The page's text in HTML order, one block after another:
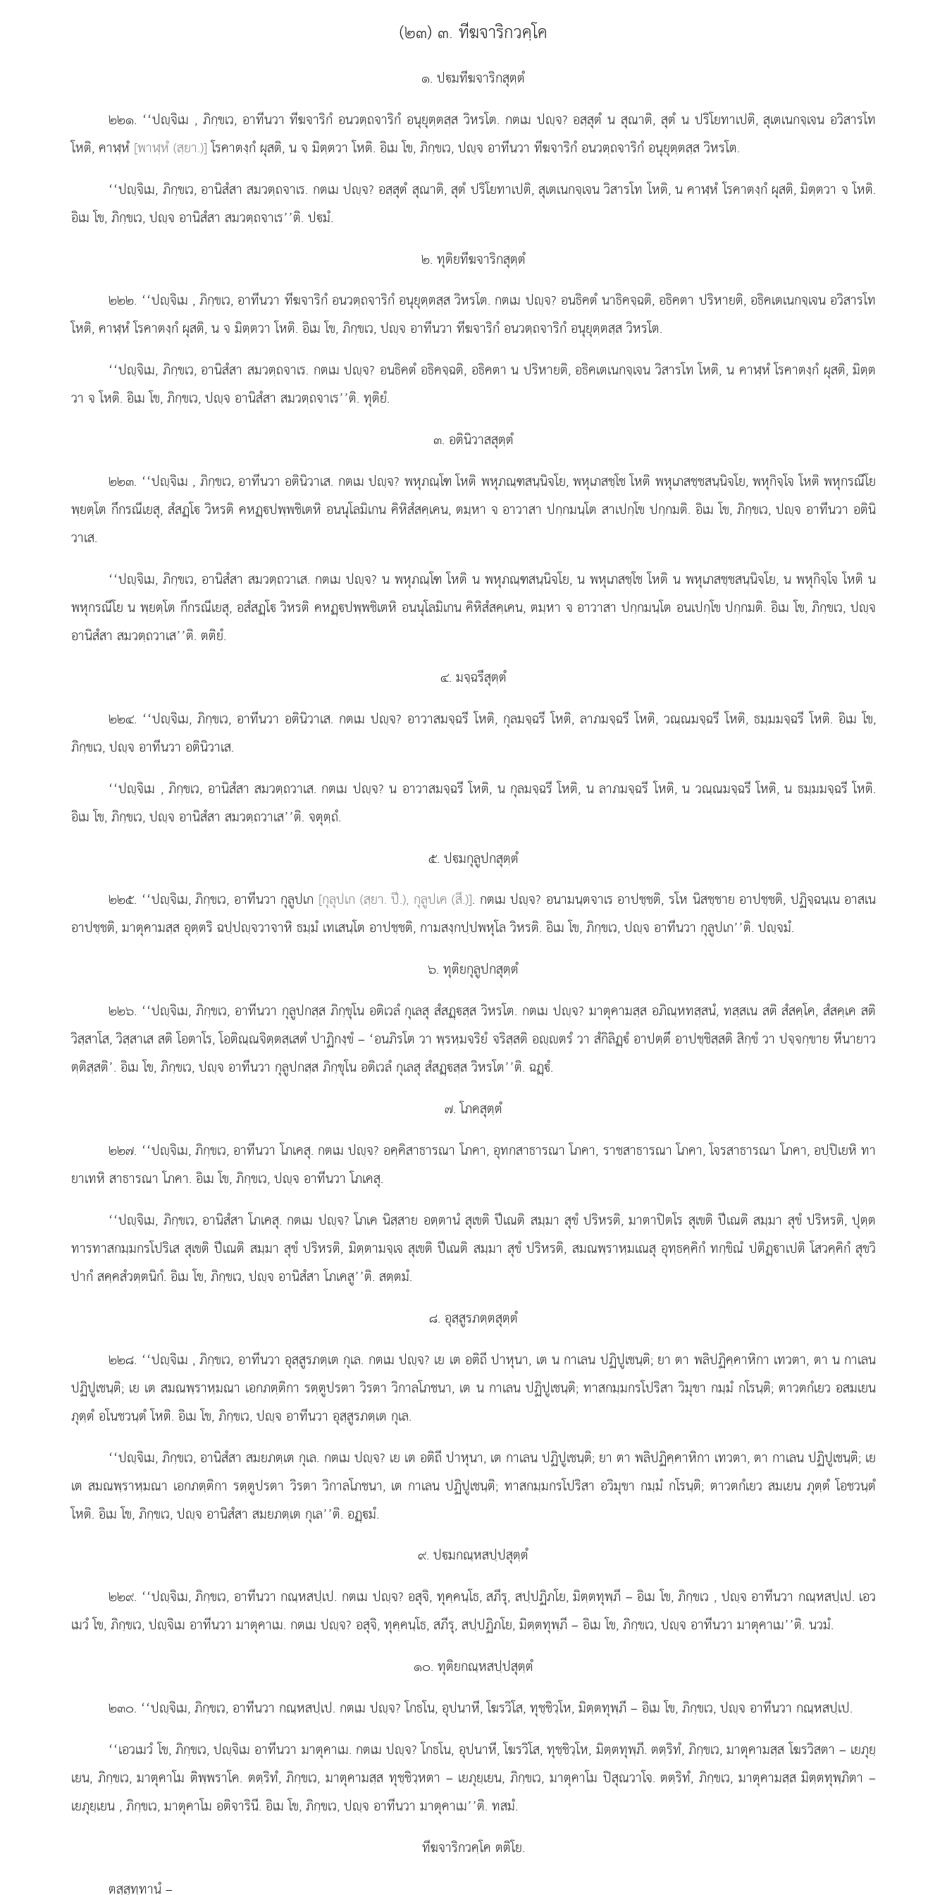
(๒๓) ๓. ทีฆจาริกวคฺโค
๑. ปมทีฆจาริกสุตฺตํ
๒๒๑. ‘‘ปฺจิเม , ภิกฺขเว, อาทีนวา ทีฆจาริกํ อนวตฺถจาริกํ อนุยุตฺตสฺส วิหรโต. กตเม ปฺจ? อสฺสุตํ น สุณาติ, สุตํ น ปริโยทาเปติ, สุเตเนกจฺเจน อวิสารโท
โหติ, คาฬฺหํ [พาฬฺหํ (สฺยา.)]โรคาตงฺกํ ผุสติ, น จ มิตฺตวา โหติ. อิเม โข, ภิกฺขเว, ปฺจ อาทีนวา ทีฆจาริกํ อนวตฺถจาริกํ อนุยุตฺตสฺส วิหรโต.
‘‘ปฺจิเม, ภิกฺขเว, อานิสํสา สมวตฺถจาเร. กตเม ปฺจ? อสฺสุตํ สุณาติ, สุตํ ปริโยทาเปติ, สุเตเนกจฺเจน วิสารโท โหติ, น คาฬฺหํ โรคาตงฺกํ ผุสติ, มิตฺตวา จ โหติ.
อิเม โข, ภิกฺขเว, ปฺจ อานิสํสา สมวตฺถจาเร’’ติ. ปมํ.
๒. ทุติยทีฆจาริกสุตฺตํ
๒๒๒. ‘‘ปฺจิเม , ภิกฺขเว, อาทีนวา ทีฆจาริกํ อนวตฺถจาริกํ อนุยุตฺตสฺส วิหรโต. กตเม ปฺจ? อนธิคตํ นาธิคจฺฉติ, อธิคตา ปริหายติ, อธิคเตเนกจฺเจน อวิสารโท
โหติ, คาฬฺหํ โรคาตงฺกํ ผุสติ, น จ มิตฺตวา โหติ. อิเม โข, ภิกฺขเว, ปฺจ อาทีนวา ทีฆจาริกํ อนวตฺถจาริกํ อนุยุตฺตสฺส วิหรโต.
‘‘ปฺจิเม, ภิกฺขเว, อานิสํสา สมวตฺถจาเร. กตเม ปฺจ? อนธิคตํ อธิคจฺฉติ, อธิคตา น ปริหายติ, อธิคเตเนกจฺเจน วิสารโท โหติ, น คาฬฺหํ โรคาตงฺกํ ผุสติ, มิตฺต
วา จ โหติ. อิเม โข, ภิกฺขเว, ปฺจ อานิสํสา สมวตฺถจาเร’’ติ. ทุติยํ.
๓. อตินิวาสสุตฺตํ
๒๒๓. ‘‘ปฺจิเม , ภิกฺขเว, อาทีนวา อตินิวาเส. กตเม ปฺจ? พหุภณฺโฑ โหติ พหุภณฺฑสนฺนิจโย, พหุเภสชฺโช โหติ พหุเภสชฺชสนฺนิจโย, พหุกิจฺโจ โหติ พหุกรณีโย
พฺยตฺโต กึกรณีเยสุ, สํสฏฺโ วิหรติ คหฏฺปพฺพชิเตหิ อนนุโลมิเกน คิหิสํสคฺเคน, ตมฺหา จ อาวาสา ปกฺกมนฺโต สาเปกฺโข ปกฺกมติ. อิเม โข, ภิกฺขเว, ปฺจ อาทีนวา อตินิ
วาเส.
‘‘ปฺจิเม, ภิกฺขเว, อานิสํสา สมวตฺถวาเส. กตเม ปฺจ? น พหุภณฺโฑ โหติ น พหุภณฺฑสนฺนิจโย, น พหุเภสชฺโช โหติ น พหุเภสชฺชสนฺนิจโย, น พหุกิจฺโจ โหติ น
พหุกรณีโย น พฺยตฺโต กึกรณีเยสุ, อสํสฏฺโ วิหรติ คหฏฺปพฺพชิเตหิ อนนุโลมิเกน คิหิสํสคฺเคน, ตมฺหา จ อาวาสา ปกฺกมนฺโต อนเปกฺโข ปกฺกมติ. อิเม โข, ภิกฺขเว, ปฺจ
อานิสํสา สมวตฺถวาเส’’ติ. ตติยํ.
๔. มจฺฉรีสุตฺตํ
๒๒๔. ‘‘ปฺจิเม, ภิกฺขเว, อาทีนวา อตินิวาเส. กตเม ปฺจ? อาวาสมจฺฉรี โหติ, กุลมจฺฉรี โหติ, ลาภมจฺฉรี โหติ, วณฺณมจฺฉรี โหติ, ธมฺมมจฺฉรี โหติ. อิเม โข,
ภิกฺขเว, ปฺจ อาทีนวา อตินิวาเส.
‘‘ปฺจิเม , ภิกฺขเว, อานิสํสา สมวตฺถวาเส. กตเม ปฺจ? น อาวาสมจฺฉรี โหติ, น กุลมจฺฉรี โหติ, น ลาภมจฺฉรี โหติ, น วณฺณมจฺฉรี โหติ, น ธมฺมมจฺฉรี โหติ.
อิเม โข, ภิกฺขเว, ปฺจ อานิสํสา สมวตฺถวาเส’’ติ. จตุตฺถํ.
๕. ปมกุลูปกสุตฺตํ
๒๒๕. ‘‘ปฺจิเม, ภิกฺขเว, อาทีนวา กุลูปเก [กุลุปเก (สฺยา. ปี.), กุลูปเค (สี.)]. กตเม ปฺจ? อนามนฺตจาเร อาปชฺชติ, รโห นิสชฺชาย อาปชฺชติ, ปฏิจฺฉนฺเน อาสเน
อาปชฺชติ, มาตุคามสฺส อุตฺตริ ฉปฺปฺจวาจาหิ ธมฺมํ เทเสนฺโต อาปชฺชติ, กามสงฺกปฺปพหุโล วิหรติ. อิเม โข, ภิกฺขเว, ปฺจ อาทีนวา กุลูปเก’’ติ. ปฺจมํ.
๖. ทุติยกุลูปกสุตฺตํ
๒๒๖. ‘‘ปฺจิเม, ภิกฺขเว, อาทีนวา กุลูปกสฺส ภิกฺขุโน อติเวลํ กุเลสุ สํสฏฺสฺส วิหรโต. กตเม ปฺจ? มาตุคามสฺส อภิณฺหทสฺสนํ, ทสฺสเน สติ สํสคฺโค, สํสคฺเค สติ
วิสฺสาโส, วิสฺสาเส สติ โอตาโร, โอติณฺณจิตฺตสฺเสตํ ปาฏิกงฺขํ – ‘อนภิรโต วา พฺรหฺมจริยํ จริสฺสติ อฺตรํ วา สํกิลิฏฺํ อาปตฺตึ อาปชฺชิสฺสติ สิกฺขํ วา ปจฺจกฺขาย หีนายาว
ตฺติสฺสติ’. อิเม โข, ภิกฺขเว, ปฺจ อาทีนวา กุลูปกสฺส ภิกฺขุโน อติเวลํ กุเลสุ สํสฏฺสฺส วิหรโต’’ติ. ฉฏฺํ.
๗. โภคสุตฺตํ
๒๒๗. ‘‘ปฺจิเม, ภิกฺขเว, อาทีนวา โภเคสุ. กตเม ปฺจ? อคฺคิสาธารณา โภคา, อุทกสาธารณา โภคา, ราชสาธารณา โภคา, โจรสาธารณา โภคา, อปฺปิเยหิ ทา
ยาเทหิ สาธารณา โภคา. อิเม โข, ภิกฺขเว, ปฺจ อาทีนวา โภเคสุ.
‘‘ปฺจิเม, ภิกฺขเว, อานิสํสา โภเคสุ. กตเม ปฺจ? โภเค นิสฺสาย อตฺตานํ สุเขติ ปีเณติ สมฺมา สุขํ ปริหรติ, มาตาปิตโร สุเขติ ปีเณติ สมฺมา สุขํ ปริหรติ, ปุตฺต
ทารทาสกมฺมกรโปริเส สุเขติปีเณติ สมฺมา สุขํ ปริหรติ, มิตฺตามจฺเจ สุเขติ ปีเณติ สมฺมา สุขํ ปริหรติ, สมณพฺราหฺมเณสุ อุทฺธคฺคิกํ ทกฺขิณํ ปติฏฺาเปติ โสวคฺคิกํ สุขวิ
ปากํ สคฺคสํวตฺตนิกํ. อิเม โข, ภิกฺขเว, ปฺจ อานิสํสา โภเคสู’’ติ. สตฺตมํ.
๘. อุสฺสูรภตฺตสุตฺตํ
๒๒๘. ‘‘ปฺจิเม , ภิกฺขเว, อาทีนวา อุสฺสูรภตฺเต กุเล. กตเม ปฺจ? เย เต อติถี ปาหุนา, เต น กาเลน ปฏิปูเชนฺติ; ยา ตา พลิปฏิคฺคาหิกา เทวตา, ตา น กาเลน
ปฏิปูเชนฺติ; เย เต สมณพฺราหฺมณา เอกภตฺติกา รตฺตูปรตา วิรตา วิกาลโภชนา, เต น กาเลน ปฏิปูเชนฺติ; ทาสกมฺมกรโปริสา วิมุขา กมฺมํ กโรนฺติ; ตาวตกํเยว อสมเยน
ภุตฺตํ อโนชวนฺตํ โหติ. อิเม โข, ภิกฺขเว, ปฺจ อาทีนวา อุสฺสูรภตฺเต กุเล.
‘‘ปฺจิเม, ภิกฺขเว, อานิสํสา สมยภตฺเต กุเล. กตเม ปฺจ? เย เต อติถี ปาหุนา, เต กาเลน ปฏิปูเชนฺติ; ยา ตา พลิปฏิคฺคาหิกา เทวตา, ตา กาเลน ปฏิปูเชนฺติ; เย
เต สมณพฺราหฺมณา เอกภตฺติกา รตฺตูปรตา วิรตา วิกาลโภชนา, เต กาเลน ปฏิปูเชนฺติ; ทาสกมฺมกรโปริสา อวิมุขา กมฺมํ กโรนฺติ; ตาวตกํเยว สมเยน ภุตฺตํ โอชวนฺตํ
โหติ. อิเม โข, ภิกฺขเว, ปฺจ อานิสํสา สมยภตฺเต กุเล’’ติ. อฏฺมํ.
๙. ปมกณฺหสปฺปสุตฺตํ
๒๒๙. ‘‘ปฺจิเม, ภิกฺขเว, อาทีนวา กณฺหสปฺเป. กตเม ปฺจ? อสุจิ, ทุคฺคนฺโธ, สภีรุ, สปฺปฏิภโย, มิตฺตทุพฺภี – อิเม โข, ภิกฺขเว , ปฺจ อาทีนวา กณฺหสปฺเป. เอว
เมวํ โข, ภิกฺขเว, ปฺจิเม อาทีนวา มาตุคาเม. กตเม ปฺจ? อสุจิ, ทุคฺคนฺโธ, สภีรุ, สปฺปฏิภโย, มิตฺตทุพฺภี – อิเม โข, ภิกฺขเว, ปฺจ อาทีนวา มาตุคาเม’’ติ. นวมํ.
๑๐. ทุติยกณฺหสปฺปสุตฺตํ
๒๓๐. ‘‘ปฺจิเม, ภิกฺขเว, อาทีนวา กณฺหสปฺเป. กตเม ปฺจ? โกธโน, อุปนาหี, โฆรวิโส, ทุชฺชิวฺโห, มิตฺตทุพฺภี – อิเมโข, ภิกฺขเว, ปฺจ อาทีนวา กณฺหสปฺเป.
‘‘เอวเมวํโข, ภิกฺขเว, ปฺจิเม อาทีนวา มาตุคาเม. กตเม ปฺจ? โกธโน, อุปนาหี, โฆรวิโส, ทุชฺชิวฺโห, มิตฺตทุพฺภี. ตตฺริทํ, ภิกฺขเว, มาตุคามสฺส โฆรวิสตา – เยภุยฺ
เยน, ภิกฺขเว, มาตุคาโม ติพฺพราโค. ตตฺริทํ, ภิกฺขเว, มาตุคามสฺส ทุชฺชิวฺหตา – เยภุยฺเยน, ภิกฺขเว, มาตุคาโม ปิสุณวาโจ. ตตฺริทํ, ภิกฺขเว, มาตุคามสฺส มิตฺตทุพฺภิตา –
เยภุยฺเยน , ภิกฺขเว, มาตุคาโม อติจารินี. อิเม โข, ภิกฺขเว, ปฺจ อาทีนวา มาตุคาเม’’ติ. ทสมํ.
ทีฆจาริกวคฺโค ตติโย.
ตสฺสุทฺทานํ –